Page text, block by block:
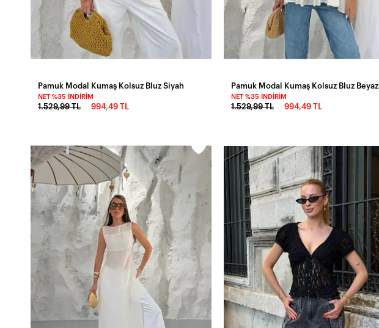
Pamuk Modal Kumaş Kolsuz Bluz Siyah
NET %35 İNDIRIM
1.529,99 TL 994,49 TL
Pamuk Modal Kumaş Kolsuz Bluz Beyaz
NET %35 İNDIRIM
1.529,99 TL 994,49 TL